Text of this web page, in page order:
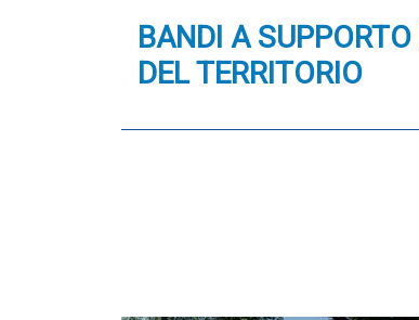
BANDI A
DEL TERRITORIO